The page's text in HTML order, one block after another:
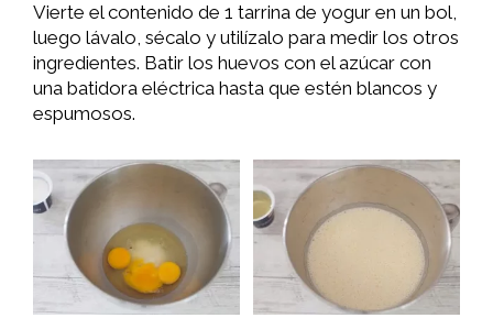
Vierte el contenido de 1 tarrina de yogur en un bol,
luego lávalo, sécalo y utilízalo para medir los otros
ingredientes. Batir los huevos con el azúcar con
una batidora eléctrica hasta que estén blancos y
espumosos.